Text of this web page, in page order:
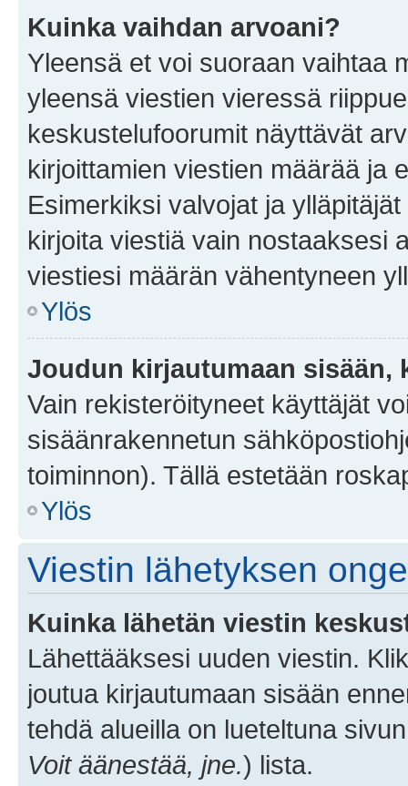
Kuinka vaihdan arvoani?
Yleensä et voi suoraan vaihtaa
yleensä viestien vieressä
keskustelufoorumit näyttävät
kirjoittamien viestien määrää ja
Esimerkiksi valvojat ja
kirjoita viestiä vain nostaaksesi
viestiesi määrän vähentyneen
Ylös
Joudun kirjautumaan sisään,
Vain rekisteröityneet käyttäjät
sisäänrakennetun
toiminnon). Tällä estetään
Ylös
Viestin lähetyksen
Kuinka lähetän viestin
Lähettääksesi uuden viestin.
joutua kirjautumaan sisään
tehdä alueilla on lueteltuna
Voit äänestää, jne.) lista.